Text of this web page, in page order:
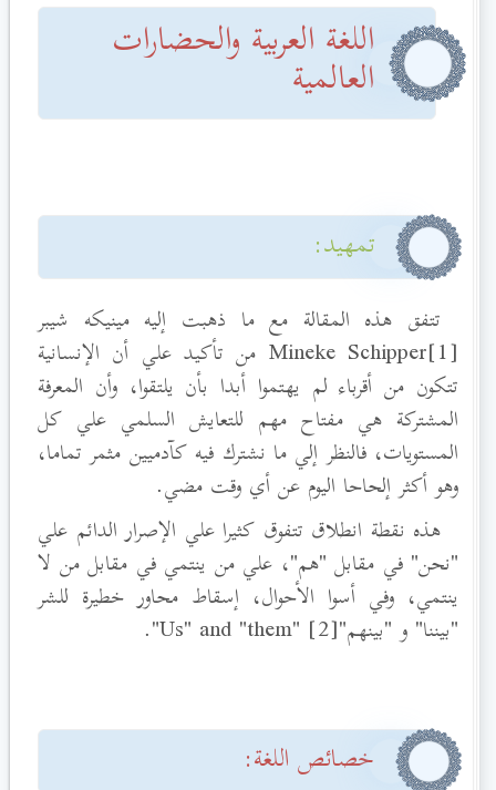
اللغة العربية والحضارات
العالمية
تمهيد:
تتفق هذه المقالة مع ما ذهبت إليه مينيكه شيبر
[1]Mineke Schipper
من تأكيد علي أن الإنسانية
تتكون من أقرباء لم يهتموا أبدا بأن يلتقوا، وأن المعرفة
المشتركة هي مفتاح مهم للتعايش السلمي علي كل
المستويات، فالنظر إلي ما نشترك فيه كآدميين مثمر تماما،
وهو أكثر إلحاحا اليوم عن أي وقت مضي.
هذه نقطة انطلاق تتفوق كثيرا علي الإصرار الدائم علي
"نحن" في مقابل "هم"، علي من ينتمي في مقابل من لا
ينتمي، وفي أسوا الأحوال، إسقاط محاور خطيرة للشر
"بيننا" و "بينهم"[2] "Us" and "them
".
خصائص اللغة: